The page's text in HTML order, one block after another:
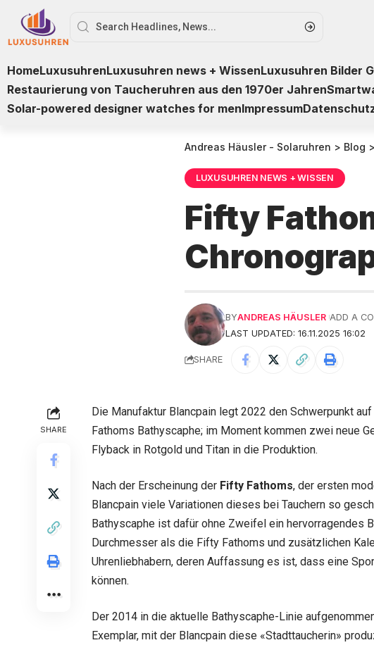
HomeLuxusuhrenLuxusuhren news + WissenLuxusuhren Bilder
Restaurierung von Taucheruhren aus den 1970er Jahren
Solar-powered designer watches for menImpressum
Andreas Häusler - Solaruhren > Blog >
LUXUSUHREN NEWS + WISSEN
Fifty
LAST UPDATED: 16.11.2025 16:02
BYANDREAS HÄUSLER ADD A
SHARE
SHARE
Die Manufaktur Blancpain legt 2022 den Schwerpunkt
Fathoms Bathyscaphe; im Moment kommen zwei neue
Flyback in Rotgold und Titan in die Produktion.
Nach der Erscheinung der Fifty Fathoms, der ersten
Blancpain viele Variationen dieses bei Tauchern so
Bathyscaphe ist dafür ohne Zweifel ein hervorragendes
Durchmesser als die Fifty Fathoms und zusätzlichen
Uhrenliebhabern, deren Auffassung es ist, dass eine
können.
Der 2014 in die aktuelle Bathyscaphe-Linie
Exemplar, mit der Blancpain diese «Stadttaucherin»